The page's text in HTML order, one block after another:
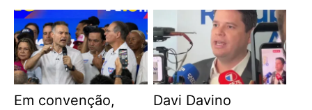
Em convenção,
Davi Davino